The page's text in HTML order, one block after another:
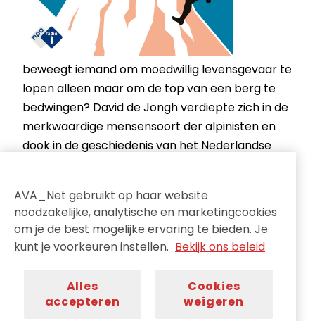
beweegt iemand om moedwillig levensgevaar te
lopen alleen maar om de top van een berg te
bedwingen? David de Jongh verdiepte zich in de
merkwaardige mensensoort der alpinisten en
dook in de geschiedenis van het Nederlandse
Met vijf klimmers kijkt hij inSisyphus
legendarische beklimming van de Annapurna in
1977, de eerste keer dat een Nederlander op
8000 meter hoogte moest komen. Over de
de irritaties onderling, de stank van pisflessen en
het voortdurende gehoest. Halen onze helden
AVA_Net gebruikt op haar website
noodzakelijke, analytische en marketingcookies
om je de best mogelijke ervaring te bieden. Je
kunt je voorkeuren instellen. Bekijk ons beleid
Alles
accepteren
Cookies
weigeren